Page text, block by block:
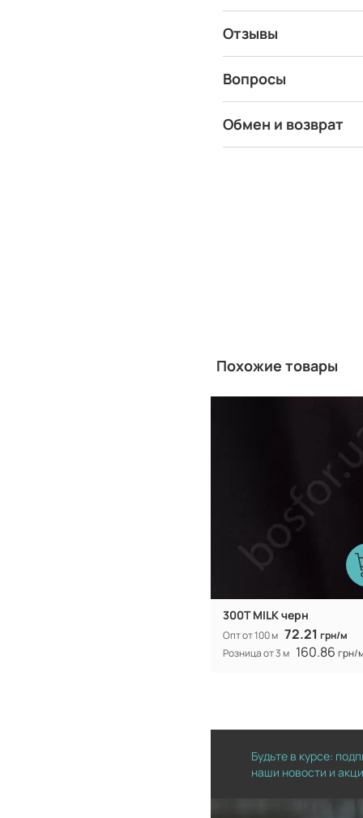
Отзывы
Вопросы
Обмен и возврат
Похожие товары
300T MILK черн
Опт от 100 м 72.21 грн/м
Розница от 3 м 160.86 грн/
Будьте в курсе:
наши новости и